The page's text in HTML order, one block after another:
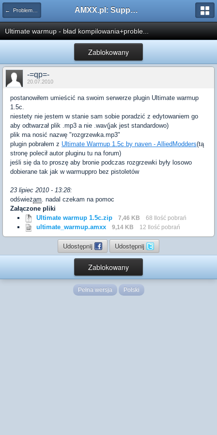
← Problemy z pluginami AMXX.pl: Support AMX Mod X i SourceMod
Ultimate warmup - bład kompilowania+proble...
Zablokowany
-=qp=-
20.07.2010
postanowiłem umieścić na swoim serwerze plugin Ultimate warmup
1.5c.
niestety nie jestem w stanie sam sobie poradzić z edytowaniem go
aby odtwarzał plik .mp3 a nie .wav(jak jest standardowo)
plik ma nosić nazwę "rozgrzewka.mp3"
plugin pobrałem z Ultimate Warmup 1.5c by naven - AlliedModders(tą
stronę polecił autor pluginu tu na forum)
jeśli się da to proszę aby bronie podczas rozgrzewki były losowo
dobierane tak jak w warmuppro bez pistoletów
23 lipiec 2010 - 13:28:
odświeżam. nadal czekam na pomoc
Załączone pliki
Ultimate warmup 1.5c.zip
7,46 KB 68 Ilość pobrań
ultimate_warmup.amxx 9,14 KB 12 Ilość pobrań
Udostępnij Udostępnij
Zablokowany
Pełna wersja Polski